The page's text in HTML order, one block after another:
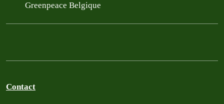
Greenpeace Belgique
Contact